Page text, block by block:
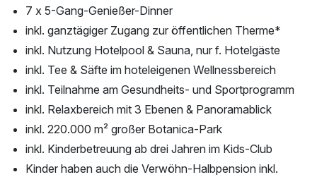
7 x 5-Gang-Genießer-Dinner
inkl. ganztägiger Zugang zur öffentlichen Therme*
inkl. Nutzung Hotelpool & Sauna, nur f. Hotelgäste
inkl. Tee & Säfte im hoteleigenen Wellnessbereich
inkl. Teilnahme am Gesundheits- und Sportprogramm
inkl. Relaxbereich mit 3 Ebenen & Panoramablick
inkl. 220.000 m² großer Botanica-Park
inkl. Kinderbetreuung ab drei Jahren im Kids-Club
Kinder haben auch die Verwöhn-Halbpension inkl.